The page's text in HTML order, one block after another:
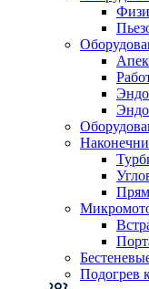
Подогрев